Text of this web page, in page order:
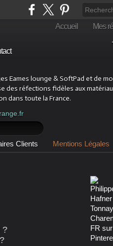
Accueil Mes
Eames lounge & SoftPad et de
des réfections fidèles aux
dans toute la France.
Clients Mentions Légales
?